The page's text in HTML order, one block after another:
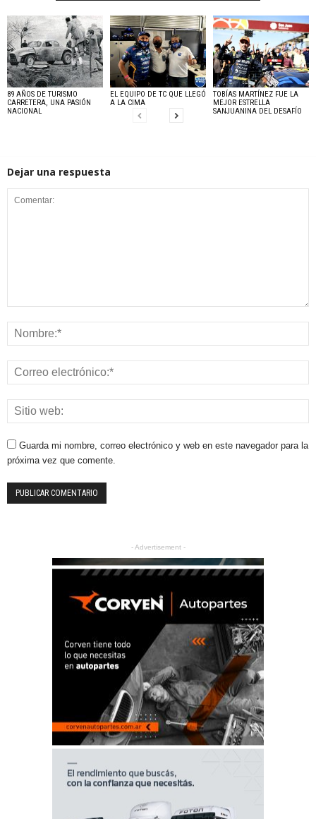
89 AÑOS DE TURISMO
CARRETERA, UNA PASIÓN
NACIONAL
EL EQUIPO DE TC QUE LLEGÓ
A LA CIMA
TOBÍAS MARTÍNEZ FUE LA
MEJOR ESTRELLA
SANJUANINA DEL DESAFÍO
Dejar una respuesta
Guarda mi nombre, correo electrónico y web en este navegador para la
próxima vez que comente.
- Advertisement -